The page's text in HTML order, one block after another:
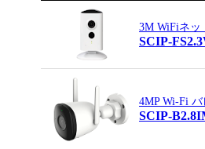
3M WiFiネッ
SCIP-
4MP Wi-Fi
SCIP-